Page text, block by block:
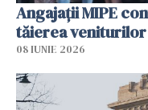
Angajaţii MIPE
tăierea veniturilor
08 IUNIE 2026